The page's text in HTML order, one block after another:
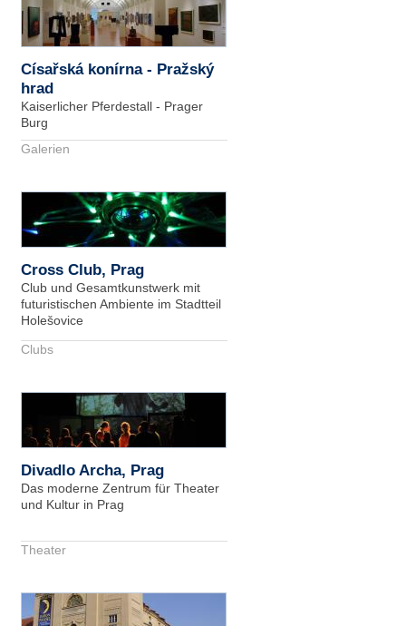
Císařská konírna - Pražský
hrad
Kaiserlicher Pferdestall - Prager
Burg
Galerien
Cross Club, Prag
Club und Gesamtkunstwerk mit
futuristischen Ambiente im Stadtteil
Holešovice
Clubs
Divadlo Archa, Prag
Das moderne Zentrum für Theater
und Kultur in Prag
Theater